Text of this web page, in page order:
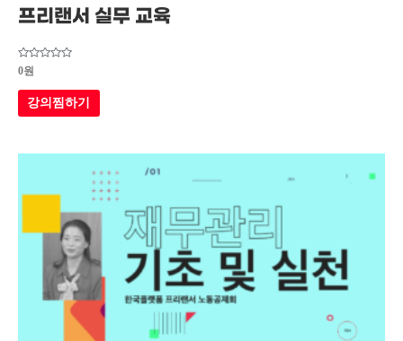
프리랜서 실무 교육
5
중에서
0
로
평가됨
0원
강의찜하기